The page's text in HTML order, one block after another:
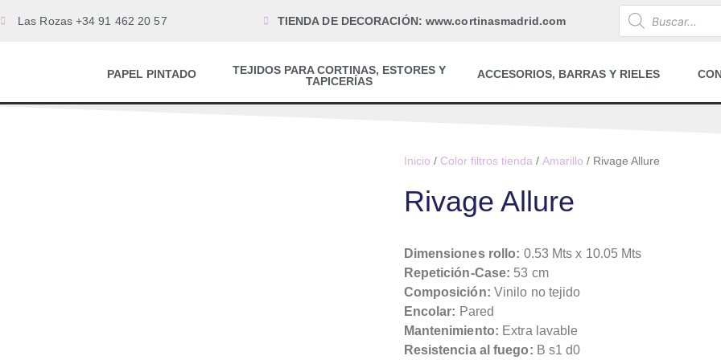
Las Rozas +34 91 462 20 57 TIENDA DE DECORACIÓN: www.cortinasmadrid.com
PAPEL PINTADO
TEJIDOS PARA CORTINAS, ESTORES Y
TAPICERÍAS
ACCESORIOS, BARRAS Y RIELES
Inicio / Color filtros tienda / Amarillo / Rivage Allure
Rivage Allure
Dimensiones rollo: 0.53 Mts x 10.05 Mts
Repetición-Case: 53 cm
Composición: Vinilo no tejido
Encolar: Pared
Mantenimiento: Extra lavable
Resistencia al fuego: B s1 d0